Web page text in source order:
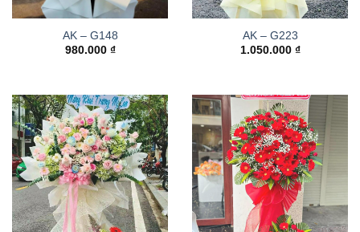
AK – G148
980.000 ₫
AK – G223
1.050.000 ₫